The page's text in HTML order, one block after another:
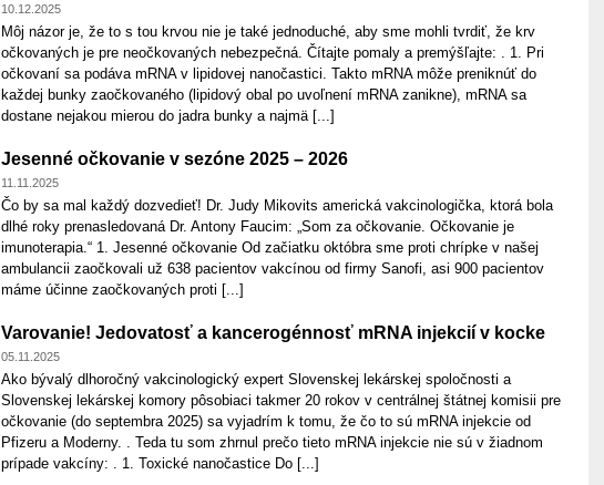
10.12.2025
Môj názor je, že to s tou krvou nie je také jednoduché, aby sme mohli tvrdiť, že krv
očkovaných je pre neočkovaných nebezpečná. Čítajte pomaly a premýšľajte: . 1. Pri
očkovaní sa podáva mRNA v lipidovej nanočastici. Takto mRNA môže preniknúť do
každej bunky zaočkovaného (lipidový obal po uvoľnení mRNA zanikne), mRNA sa
dostane nejakou mierou do jadra bunky a najmä [...]
Jesenné očkovanie v sezóne 2025 – 2026
11.11.2025
Čo by sa mal každý dozvedieť! Dr. Judy Mikovits americká vakcinologička, ktorá bola
dlhé roky prenasledovaná Dr. Antony Faucim: „Som za očkovanie. Očkovanie je
imunoterapia.“ 1. Jesenné očkovanie Od začiatku októbra sme proti chrípke v našej
ambulancii zaočkovali už 638 pacientov vakcínou od firmy Sanofi, asi 900 pacientov
máme účinne zaočkovaných proti [...]
Varovanie! Jedovatosť a kancerogénnosť mRNA injekcií v kocke
05.11.2025
Ako bývalý dlhoročný vakcinologický expert Slovenskej lekárskej spoločnosti a
Slovenskej lekárskej komory pôsobiaci takmer 20 rokov v centrálnej štátnej komisii pre
očkovanie (do septembra 2025) sa vyjadrím k tomu, že čo to sú mRNA injekcie od
Pfizeru a Moderny. . Teda tu som zhrnul prečo tieto mRNA injekcie nie sú v žiadnom
prípade vakcíny: . 1. Toxické nanočastice Do [...]